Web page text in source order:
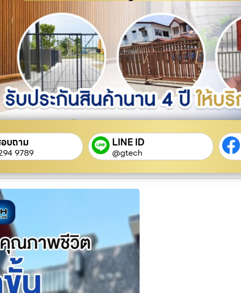
บถาม
9789
LINE ID
@gtech